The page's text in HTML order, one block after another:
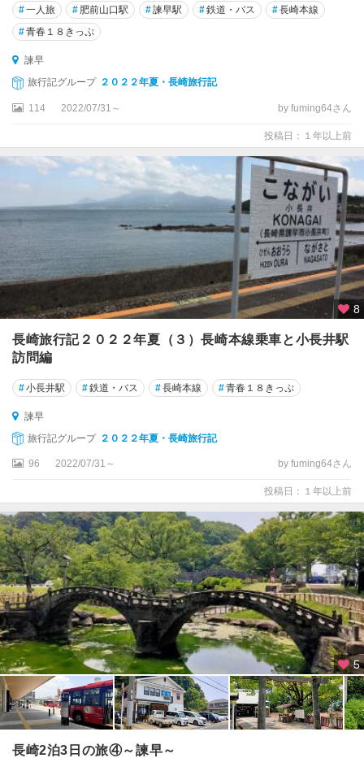
#一人旅 # 肥前山口駅 #諫早駅 #鉄道・バス #長崎本線
#青春１８きっぷ
諫早
旅行記グループ ２０２２年夏・長崎旅行記
114 2022/07/31～ by fuming64さん
投稿日：１年以上前
8
長崎旅行記２０２２年夏（３）長崎本線乗車と小長井駅
訪問編
#小長井駅 #鉄道・バス #長崎本線 #青春１８きっぷ
諫早
旅行記グループ ２０２２年夏・長崎旅行記
96 2022/07/31～ by fuming64さん
投稿日：１年以上前
5
長崎2泊3日の旅④～諫早～